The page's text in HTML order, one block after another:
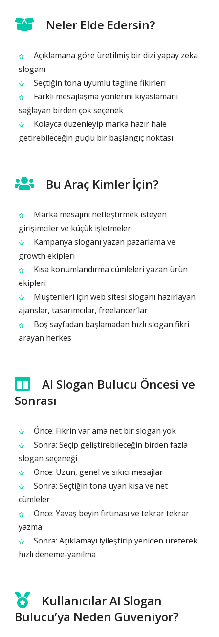
Neler Elde Edersin?
Açıklamana göre üretilmiş bir dizi yapay zeka
sloganı
Seçtiğin tona uyumlu tagline fikirleri
Farklı mesajlaşma yönlerini kıyaslamanı
sağlayan birden çok seçenek
Kolayca düzenleyip marka hazır hale
getirebileceğin güçlü bir başlangıç noktası
Bu Araç Kimler İçin?
Marka mesajını netleştirmek isteyen
girişimciler ve küçük işletmeler
Kampanya sloganı yazan pazarlama ve
growth ekipleri
Kısa konumlandırma cümleleri yazan ürün
ekipleri
Müşterileri için web sitesi sloganı hazırlayan
ajanslar, tasarımcılar, freelancer’lar
Boş sayfadan başlamadan hızlı slogan fikri
arayan herkes
AI Slogan Bulucu Öncesi ve
Sonrası
Önce: Fikrin var ama net bir slogan yok
Sonra: Seçip geliştirebileceğin birden fazla
slogan seçeneği
Önce: Uzun, genel ve sıkıcı mesajlar
Sonra: Seçtiğin tona uyan kısa ve net
cümleler
Önce: Yavaş beyin fırtınası ve tekrar tekrar
yazma
Sonra: Açıklamayı iyileştirip yeniden üreterek
hızlı deneme-yanılma
Kullanıcılar AI Slogan
Bulucu’ya Neden Güveniyor?